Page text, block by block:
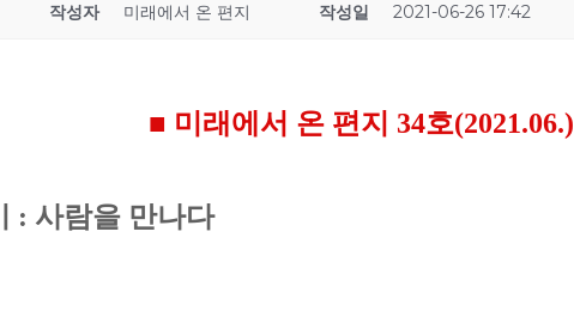
작성자 미래에서 온 편지 작성일 2021-06-26 17:42
■ 미래에서 온 편지 34호(2021.06.)
: 사람을 만나다